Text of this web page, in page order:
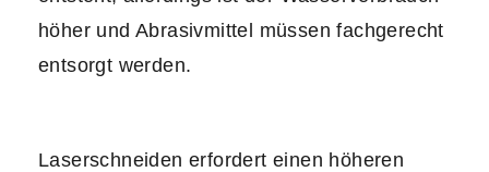
höher und Abrasivmittel müssen fachgerecht
entsorgt werden.
Laserschneiden erfordert einen höheren